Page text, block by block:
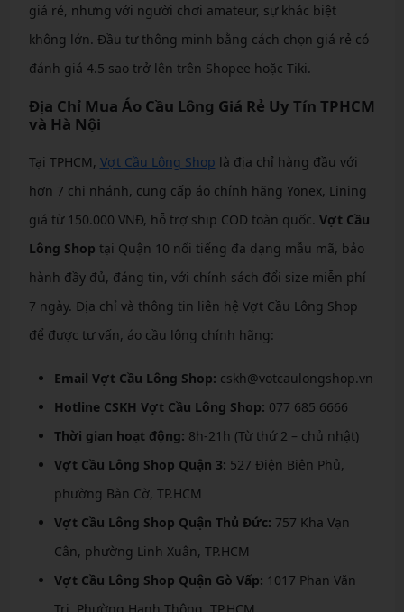
giá rẻ, nhưng với người chơi amateur, sự khác biệt
không lớn. Đầu tư thông minh bằng cách chọn giá rẻ có
đánh giá 4.5 sao trở lên trên Shopee hoặc Tiki.
Địa Chỉ Mua Áo Cầu Lông Giá Rẻ Uy Tín TPHCM
và Hà Nội
Tại TPHCM, Vợt Cầu Lông Shop là địa chỉ hàng đầu với
hơn 7 chi nhánh, cung cấp áo chính hãng Yonex, Lining
giá từ 150.000 VNĐ, hỗ trợ ship COD toàn quốc. Vợt Cầu
Lông Shop tại Quận 10 nổi tiếng đa dạng mẫu mã, bảo
hành đầy đủ, đáng tin, với chính sách đổi size miễn phí
7 ngày. Địa chỉ và thông tin liên hệ Vợt Cầu Lông Shop
để được tư vấn, áo cầu lông chính hãng:
Email Vợt Cầu Lông Shop: cskh@votcaulongshop.vn
Hotline CSKH Vợt Cầu Lông Shop: 077 685 6666
Thời gian hoạt động: 8h-21h (Từ thứ 2 – chủ nhật)
Vợt Cầu Lông Shop Quận 3: 527 Điện Biên Phủ,
phường Bàn Cờ, TP.HCM
Vợt Cầu Lông Shop Quận Thủ Đức: 757 Kha Vạn
Cân, phường Linh Xuân, TP.HCM
Vợt Cầu Lông Shop Quận Gò Vấp: 1017 Phan Văn